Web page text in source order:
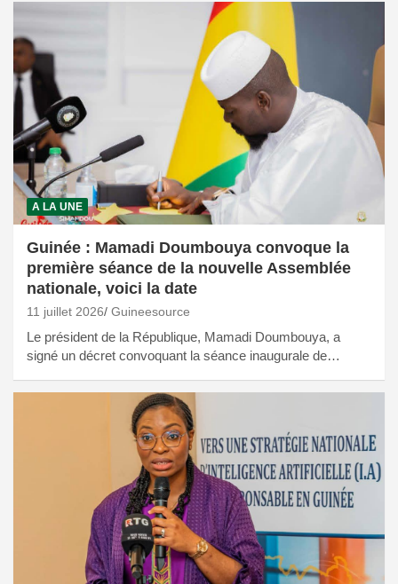
A LA UNE
Guinée : Mamadi Doumbouya convoque la
première séance de la nouvelle Assemblée
nationale, voici la date
11 juillet 2026 Guineesource
Le président de la République, Mamadi Doumbouya, a
signé un décret convoquant la séance inaugurale de…